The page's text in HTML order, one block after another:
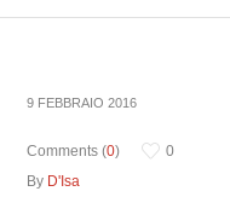
9 FEBBRAIO 2016
Comments (0)
0
By D'Isa